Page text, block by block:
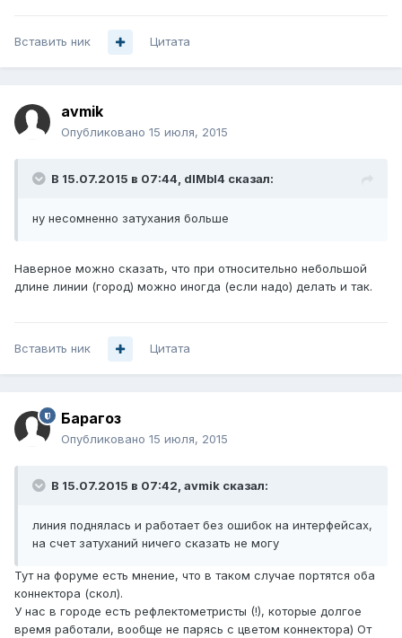
Вставить ник Цитата
avmik
Опубликовано 15 июля, 2015
В 15.07.2015 в 07:44, dIMbI4 сказал:
ну несомненно затухания больше
Наверное можно сказать, что при относительно небольшой
длине линии (город) можно иногда (если надо) делать и так.
Вставить ник Цитата
Барагоз
Опубликовано 15 июля, 2015
В 15.07.2015 в 07:42, avmik сказал:
линия поднялась и работает без ошибок на интерфейсах,
на счет затуханий ничего сказать не могу
Тут на форуме есть мнение, что в таком случае портятся оба
коннектора (скол).
У нас в городе есть рефлектометристы (!), которые долгое
время работали, вообще не парясь с цветом коннектора) От